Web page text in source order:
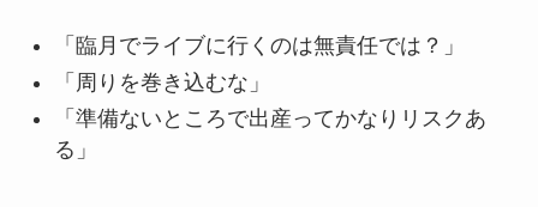
「臨月でライブに行くのは無責任では？」
「周りを巻き込むな」
「準備ないところで出産ってかなりリスクあ
る」